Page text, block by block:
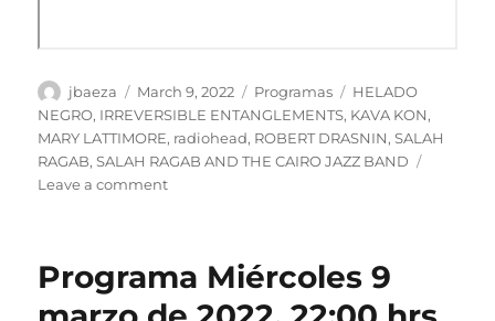
Author
jbaeza
Posted
on
March 9, 2022 Categories
Programas Tags
HELADO
NEGRO, IRREVERSIBLE ENTANGLEMENTS, KAVA KON,
MARY LATTIMORE, radiohead, ROBERT DRASNIN,SALAH
RAGAB,SALAH RAGAB AND THE CAIRO JAZZ BAND
Leave a commenton
7
Programa Miércoles 9